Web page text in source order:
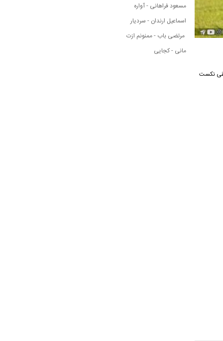
نکست
مسعود فراهانی - آواره
اسماعیل ارندان - سردیار
مرتضی باب - ممنونم ازت
مانی - کجایی